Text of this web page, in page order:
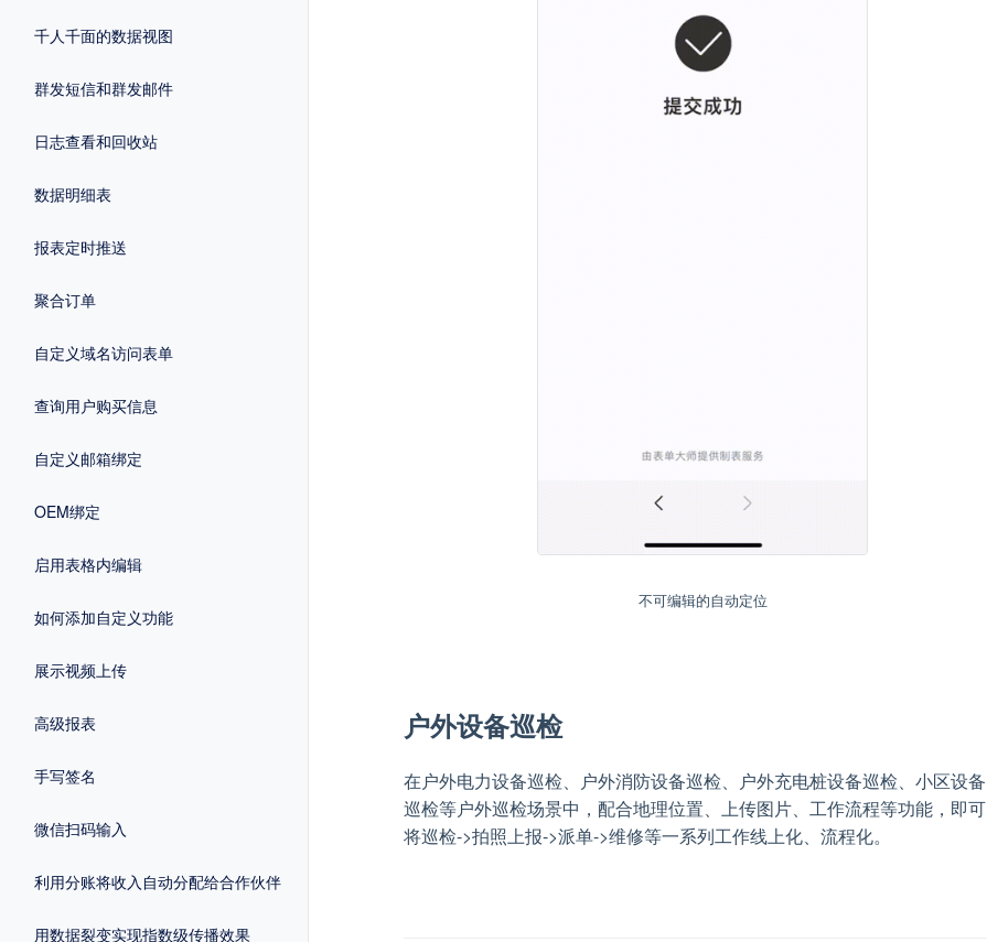
千人千面的数据视图
群发短信和群发邮件
日志查看和回收站
数据明细表
报表定时推送
聚合订单
自定义域名访问表单
查询用户购买信息
自定义邮箱绑定
OEM绑定
启用表格内编辑
如何添加自定义功能
展示视频上传
高级报表
手写签名
微信扫码输入
利用分账将收入自动分配给合作伙伴
用数据裂变实现指数级传播效果
不可编辑的自动定位
户外设备巡检
在户外电力设备巡检、户外消防设备巡检、户外充电桩设备巡检、小区设备
巡检等户外巡检场景中，配合地理位置、上传图片、工作流程等功能，即可
将巡检->拍照上报->派单->维修等一系列工作线上化、流程化。